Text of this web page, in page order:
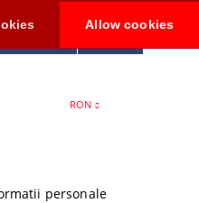
Allow cookies
RON
personale
0